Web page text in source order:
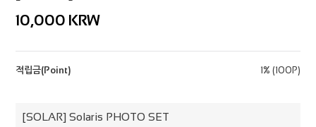
10,000 KRW
적립금(Point) 1% (100P)
[SOLAR] Solaris PHOTO SET